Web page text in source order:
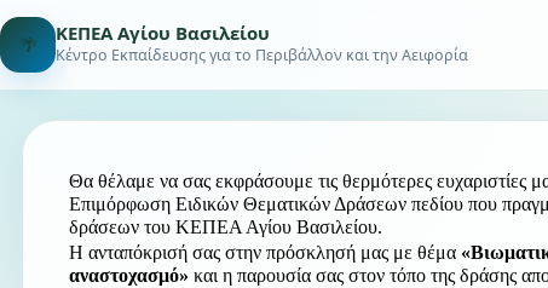
🌴
ΚΕΠΕΑ Αγίου Βασιλείου
Κέντρο Εκπαίδευσης για το Περιβάλλον και την Αειφορία
Θα θέλαμε να σας εκφράσουμε τις θερμότερες ευχαριστίες
Επιμόρφωση Ειδικών Θεματικών Δράσεων πεδίου που
δράσεων του ΚΕΠΕΑ Αγίου Βασιλείου.
Η ανταπόκρισή σας στην πρόσκλησή μας με θέμα
αναστοχασμό» και η παρουσία σας στον τόπο της δράσης